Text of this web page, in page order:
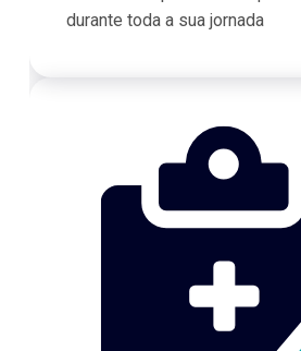
durante toda a sua jornada